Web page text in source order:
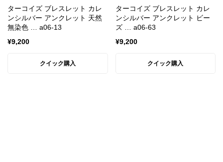
ターコイズ ブレスレット カレ
ンシルバー アンクレット 天然
無染色 … a06-13
¥9,200
クイック購入
ターコイズ ブレスレット カレ
ンシルバー アンクレット ビー
ズ … a06-63
¥9,200
クイック購入